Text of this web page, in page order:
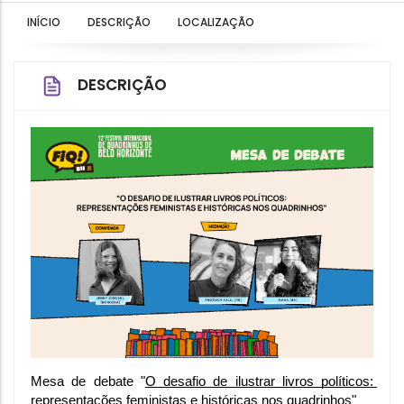
INÍCIO DESCRIÇÃO LOCALIZAÇÃO
DESCRIÇÃO
Mesa de debate "O desafio de ilustrar livros políticos:
representações feministas e históricas nos quadrinhos"